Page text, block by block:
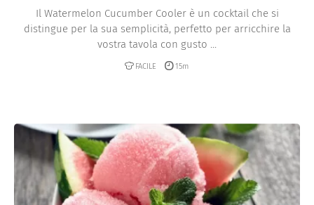
Il Watermelon Cucumber Cooler è un cocktail che si
distingue per la sua semplicità, perfetto per arricchire la
vostra tavola con gusto ...
FACILE 15m